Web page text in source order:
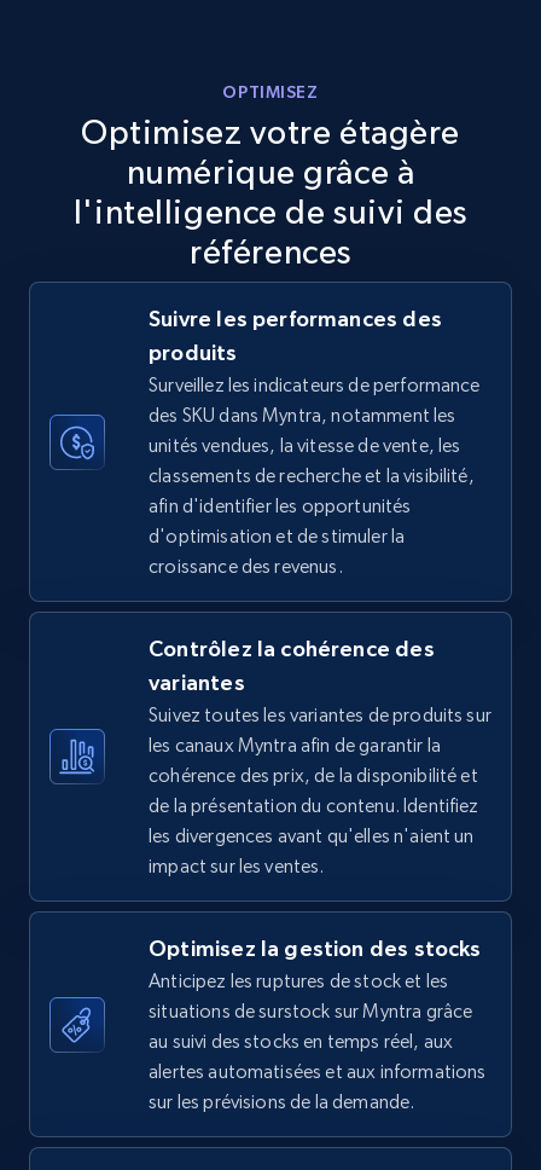
TikTok Shop
URL, Title, Available, Description, Currency, Initial
price, Final price, Discount percent, and more.
668+ Commencer
TikTok Shop - category
URL, Title, Available, Description, Currency, Initial
price, Final price, Discount percent, and more.
668+ Commencer
TikTok Shop - Collect TikTok shop products
by keywords search
URL, Title, Available, Description, Currency, Initial
price, Final price, Discount percent, and more.
TikTok Shop - discover records by shop url
URL, Title, Available, Description, Currency, Initial
price, Final price, Discount percent, and more.
668+ Commencer
OPTIMISEZ
Optimisez votre étagère
numérique grâce à
l'intelligence de suivi des
références
Suivre les performances des
produits
Surveillez les indicateurs de performance
des SKU dans Myntra, notamment les
unités vendues, la vitesse de vente, les
classements de recherche et la visibilité,
afin d'identifier les opportunités
d'optimisation et de stimuler la
croissance des revenus.
Contrôlez la cohérence des
variantes
Suivez toutes les variantes de produits sur
les canaux Myntra afin de garantir la
cohérence des prix, de la disponibilité et
de la présentation du contenu. Identifiez
les divergences avant qu'elles n'aient un
impact sur les ventes.
Optimisez la gestion des stocks
Anticipez les ruptures de stock et les
situations de surstock sur Myntra grâce
au suivi des stocks en temps réel, aux
alertes automatisées et aux informations
sur les prévisions de la demande.